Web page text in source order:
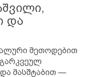
და
მეთოდებით
მასშტაბით —